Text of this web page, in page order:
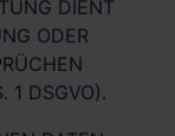
DIENT
ODER
1 DSGVO).